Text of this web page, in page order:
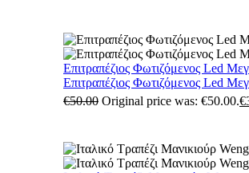
Επιτραπέζιος Φωτιζόμενος Led
Επιτραπέζιος Φωτιζόμενος Led
€50.00 Original price was: €50.00.€